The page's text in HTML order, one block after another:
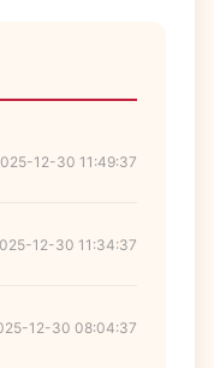
12-30 11:49:37
12-30 11:34:37
12-30 08:04:37